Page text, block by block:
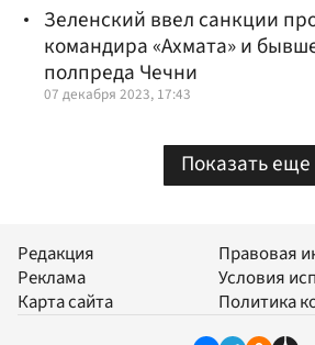
Зеленский ввел санкции
командира «Ахмата» и
полпреда Чечни
07 декабря 2023, 17:43
Показать еще
Редакция
Реклама
Карта сайта
Правовая
Условия
Политика